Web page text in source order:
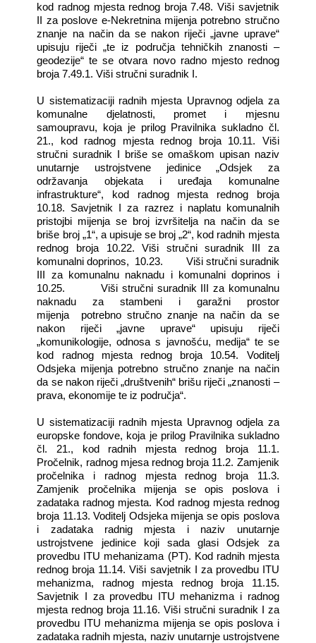
kod radnog mjesta rednog broja 7.48. Viši savjetnik
II za poslove e-Nekretnina mijenja potrebno stručno
znanje na način da se nakon riječi „javne uprave“
upisuju riječi „te iz područja tehničkih znanosti –
geodezije“ te se otvara novo radno mjesto rednog
broja 7.49.1. Viši stručni suradnik I.
U sistematizaciji radnih mjesta Upravnog odjela za
komunalne djelatnosti, promet i mjesnu
samoupravu, koja je prilog Pravilnika sukladno čl.
21.,
kod radnog mjesta rednog broja 10.11. Viši
stručni suradnik I briše se omaškom upisan naziv
unutarnje ustrojstvene jedinice „Odsjek za
održavanja objekata i uređaja komunalne
infrastrukture“, kod radnog mjesta rednog broja
10.18. Savjetnik I za razrez i naplatu komunalnih
pristojbi mijenja se broj izvršitelja na način da se
briše broj „1“, a upisuje se broj „2“, kod radnih mjesta
rednog broja 10.22. Viši stručni suradnik III za
komunalni doprinos, 10.23. Viši stručni suradnik
III za komunalnu naknadu i komunalni doprinos i
10.25. Viši stručni suradnik III za komunalnu
naknadu za stambeni i garažni prostor
mijenja potrebno stručno znanje na način da se
nakon riječi „javne uprave“ upisuju riječi
„komunikologije, odnosa s javnošću, medija“ te se
kod radnog mjesta rednog broja 10.54. Voditelj
Odsjeka mijenja potrebno stručno znanje na način
da se nakon riječi „društvenih“ brišu riječi „znanosti –
prava, ekonomije te iz područja“.
U sistematizaciji radnih mjesta Upravnog odjela za
europske fondove, koja je prilog Pravilnika sukladno
čl. 21., kod radnih mjesta rednog broja 11.1.
Pročelnik, radnog mjesa rednog broja 11.2. Zamjenik
pročelnika i radnog mjesta rednog broja 11.3.
Zamjenik pročelnika mijenja se opis poslova i
zadataka radnog mjesta. Kod radnog mjesta rednog
broja 11.13. Voditelj Odsjeka mijenja se opis poslova
i zadataka radnig mjesta i naziv unutarnje
ustrojstvene jedinice koji sada glasi Odsjek za
provedbu ITU mehanizama (PT). Kod radnih mjesta
rednog broja 11.14. Viši savjetnik I za provedbu ITU
mehanizma, radnog mjesta rednog broja 11.15.
Savjetnik I za provedbu ITU mehanizma i radnog
mjesta rednog broja 11.16. Viši stručni suradnik I za
provedbu ITU mehanizma mijenja se opis poslova i
zadataka radnih mjesta, naziv unutarnje ustrojstvene